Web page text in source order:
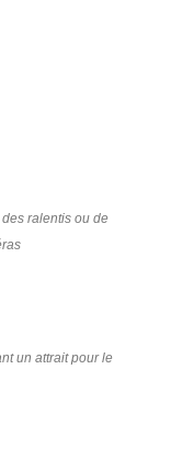
ralentis ou de
un attrait pour le